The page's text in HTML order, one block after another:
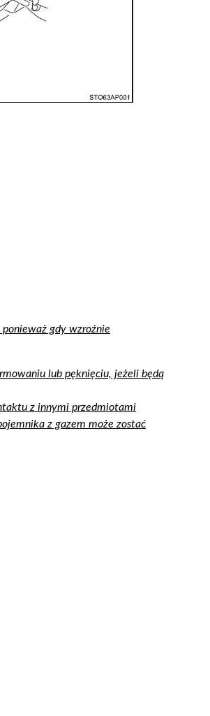
gdy wzroźnie
lub pęknięciu, jeżeli będą
z innymi przedmiotami
z gazem może zostać